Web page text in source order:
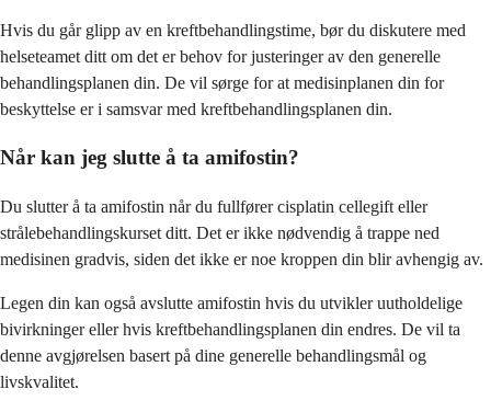
Hvis du går glipp av en kreftbehandlingstime, bør du diskutere med
helseteamet ditt om det er behov for justeringer av den generelle
behandlingsplanen din. De vil sørge for at medisinplanen din for
beskyttelse er i samsvar med kreftbehandlingsplanen din.
Når kan jeg slutte å ta amifostin?
Du slutter å ta amifostin når du fullfører cisplatin cellegift eller
strålebehandlingskurset ditt. Det er ikke nødvendig å trappe ned
medisinen gradvis, siden det ikke er noe kroppen din blir avhengig av.
Legen din kan også avslutte amifostin hvis du utvikler uutholdelige
bivirkninger eller hvis kreftbehandlingsplanen din endres. De vil ta
denne avgjørelsen basert på dine generelle behandlingsmål og
livskvalitet.